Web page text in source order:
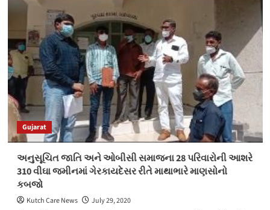
કમિશનર
મનોજ
અગ્રવાલે
લોકોને
ફરિયાદ
માટે
રૂબરૂ
આવવાની
જગ્યાએ
ઈમેઈલ
કલે
ફોન
ફરિયાદ
નોંધાવા
અપીલ
Gujarat
અનુસૂચિત જાતિ અને ઓબીસી સમાજના 28 પરિવારોની આશરે
310 વીઘા જમીનમાં ગેરકાયદેસર રીતે માથાભારે માણસોનો
કબજો
Kutch Care News
July 29, 2020